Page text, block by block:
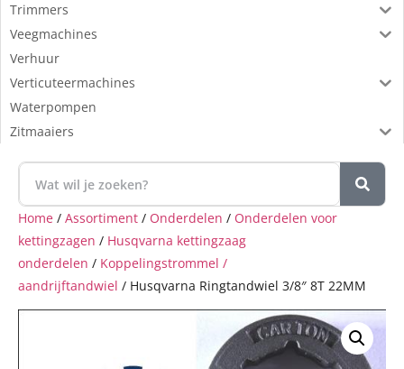
Trimmers
Veegmachines
Verhuur
Verticuteermachines
Waterpompen
Zitmaaiers
Home / Assortiment / Onderdelen / Onderdelen voor
kettingzagen / Husqvarna kettingzaag
onderdelen / Koppelingstrommel /
aandrijftandwiel / Husqvarna Ringtandwiel 3/8″ 8T 22MM